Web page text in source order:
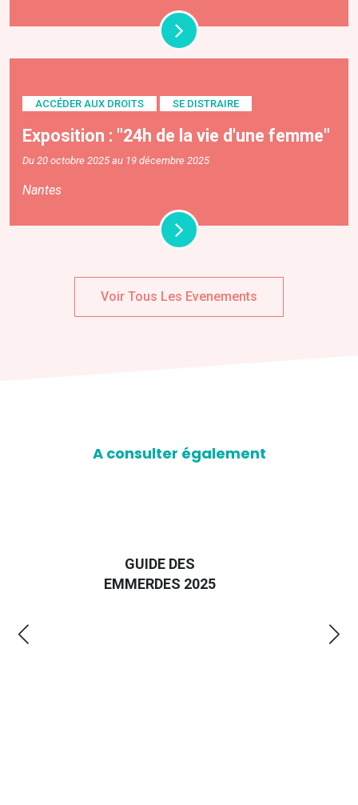
ACCÉDER AUX DROITS SE DISTRAIRE
Exposition : "24h de la vie d'une femme"
Du 20 octobre 2025 au 19 décembre 2025
Nantes
Voir Tous Les Evenements
A consulter également
GUIDE DES
EMMERDES 2025